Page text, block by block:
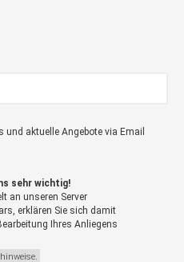
(RaiBa/EWE),
aktuelle Angebote via Email
sehr wichtig!
an unseren Server
erklären Sie sich damit
Ihres Anliegens